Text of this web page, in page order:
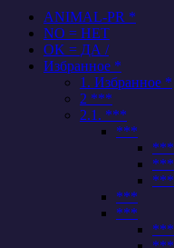
ANIMAL-PR *
NO = НЕТ
OK = ДА /
Избранное *
1. Избранное *
2 ***
2.1. ***
***
***
***
***
***
***
***